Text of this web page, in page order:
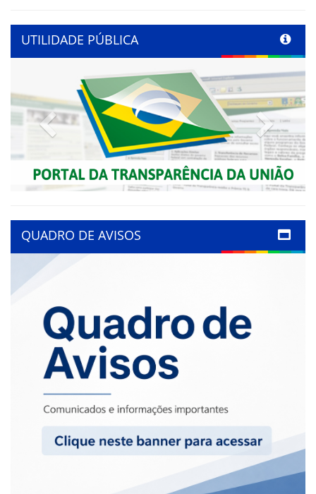
UTILIDADE PÚBLICA
Previous Next
QUADRO DE AVISOS